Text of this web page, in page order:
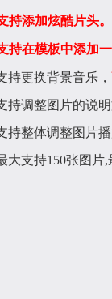
持添加炫酷片头。
持在模板中添加一
持更换背景音乐，
持调整图片的说明
持整体调整图片播
大支持150张图片